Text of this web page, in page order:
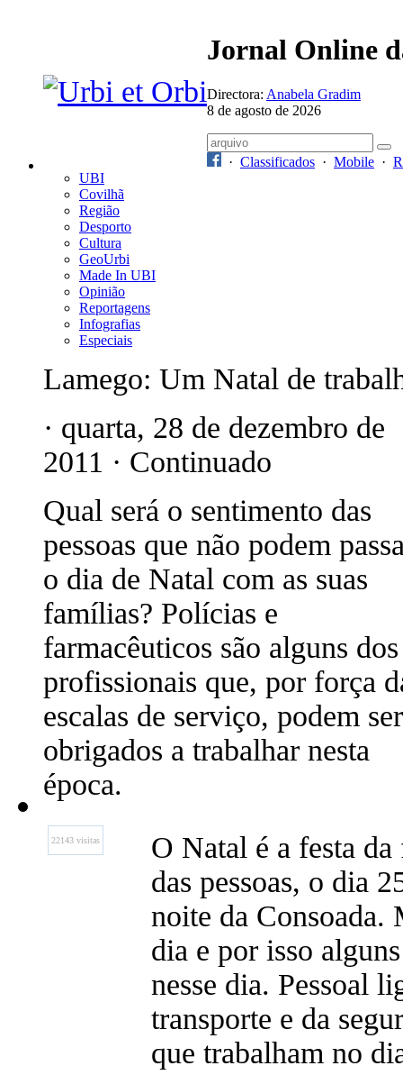
Jornal Online
Directora: Anabela Gradim
8 de agosto de 2026
· Classificados · Mobile ·
UBI
Covilhã
Região
Desporto
Cultura
GeoUrbi
Made In UBI
Opinião
Reportagens
Infografias
Especiais
Lamego: Um Natal de
· quarta, 28 de dezembro de
2011 · Continuado
Qual será o sentimento das
pessoas que não podem
o dia de Natal com as suas
famílias? Polícias e
farmacêuticos são alguns dos
profissionais que, por força
escalas de serviço, podem ser
obrigados a trabalhar nesta
época.
22143 visitas
O Natal é a festa
das pessoas, o dia
noite da Consoada.
dia e por isso
nesse dia. Pessoal
transporte e da
que trabalham no